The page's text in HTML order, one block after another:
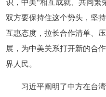
识，中美“相互成就、共同繁
双方要保持住这个势头，坚
互惠态度，拉长合作清单、
展，为中美关系打开新的合
界人民。
习近平阐明了中方在台